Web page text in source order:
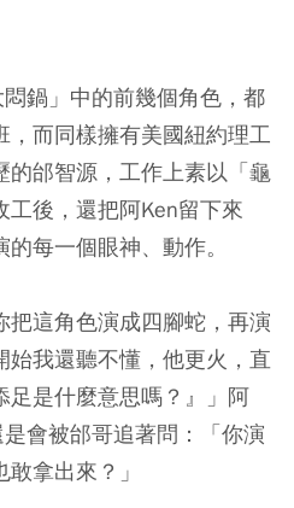
鍋」中的前幾個角色，都
，而同樣擁有美國紐約理工
的邰智源，工作上素以「龜
後，還把阿Ken留下來
每一個眼神、動作。
把這角色演成四腳蛇，再演
我還聽不懂，他更火，直
足是什麼意思嗎？』」阿
會被邰哥追著問：「你演
拿出來？」